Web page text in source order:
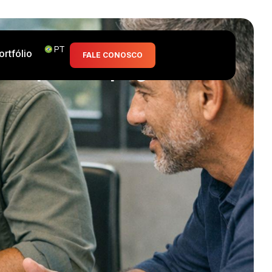
PT
FALE CONOSCO
prototipagem